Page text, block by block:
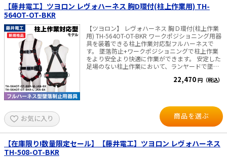
感染症関連
その他
e431オリジナル
暑さ対策
販売終了品
【藤井電工】ツヨロン レヴォハーネス 胸D環付(柱上作業用) TH-
564OT-OT-BKR
【ツヨロン】 レヴォハーネス 胸Ｄ環付(柱上作業
用) TH-564OT-OT-BKR ワークポジショニング用器
具を装着できる柱上作業対応型フルハーネスで
す。 墜落防止+ワークポジショニングで柱上作業
をより安全より快適に作業ができます。 安定した
足場のない柱上作業において、ランヤードで墜落
けたU字つりロープで身体を安定させた状態で高
字型 ・腿バックル：ワンタッチバックル ・ベル
ト：幅45mm ・胸ベルト：幅45mm（Ｄ環付） ・
胴ベルト：50mm幅ベルト着脱可能 ・ベルト色：
表黒/裏赤 ・重さ：約1,250g
22,470 円（税込）
お気に入り 商品を選ぶ
【在庫限り!数量限定セール】【藤井電工】ツヨロン レヴォハーネス
TH-508-OT-BKR